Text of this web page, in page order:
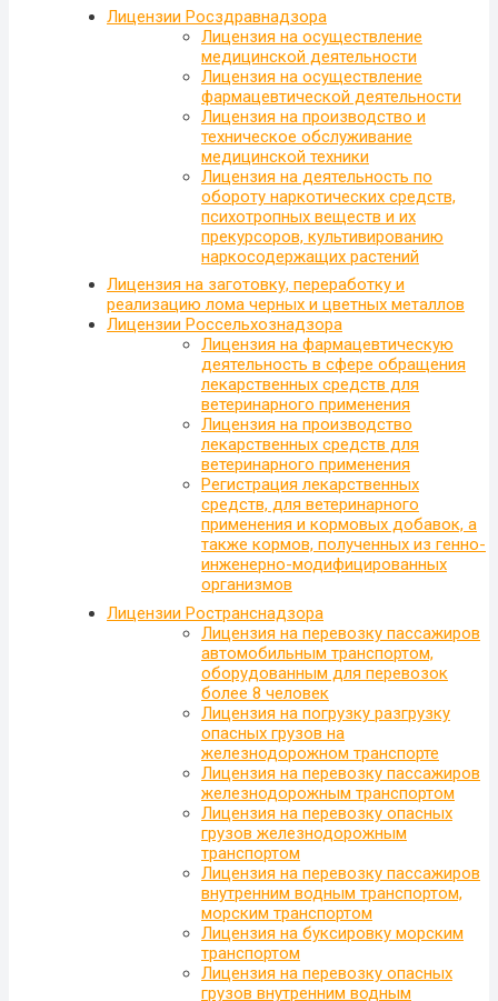
Лицензии Росздравнадзора
Лицензия на осуществление
медицинской деятельности
Лицензия на осуществление
фармацевтической деятельности
Лицензия на производство и
техническое обслуживание
медицинской техники
Лицензия на деятельность по
обороту наркотических средств,
психотропных веществ и их
прекурсоров, культивированию
наркосодержащих растений
Лицензия на заготовку, переработку и
реализацию лома черных и цветных металлов
Лицензии Россельхознадзора
Лицензия на фармацевтическую
деятельность в сфере обращения
лекарственных средств для
ветеринарного применения
Лицензия на производство
лекарственных средств для
ветеринарного применения
Регистрация лекарственных
средств, для ветеринарного
применения и кормовых добавок, а
также кормов, полученных из генно-
инженерно-модифицированных
организмов
Лицензии Ространснадзора
Лицензия на перевозку пассажиров
автомобильным транспортом,
оборудованным для перевозок
более 8 человек
Лицензия на погрузку разгрузку
опасных грузов на
железнодорожном транспорте
Лицензия на перевозку пассажиров
железнодорожным транспортом
Лицензия на перевозку опасных
грузов железнодорожным
транспортом
Лицензия на перевозку пассажиров
внутренним водным транспортом,
морским транспортом
Лицензия на буксировку морским
транспортом
Лицензия на перевозку опасных
грузов внутренним водным